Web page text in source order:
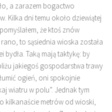
a zarazem bogactwo
Kilka dni temu około dziewiątej
że ktoś znów
to sąsiednia wioska została
Taką mają taktykę: by
jakiegoś gospodarstwa trawy
ogień, oni spokojnie
wiatru w polu”. Jednak tym
kilkanaście metrów od wioski,